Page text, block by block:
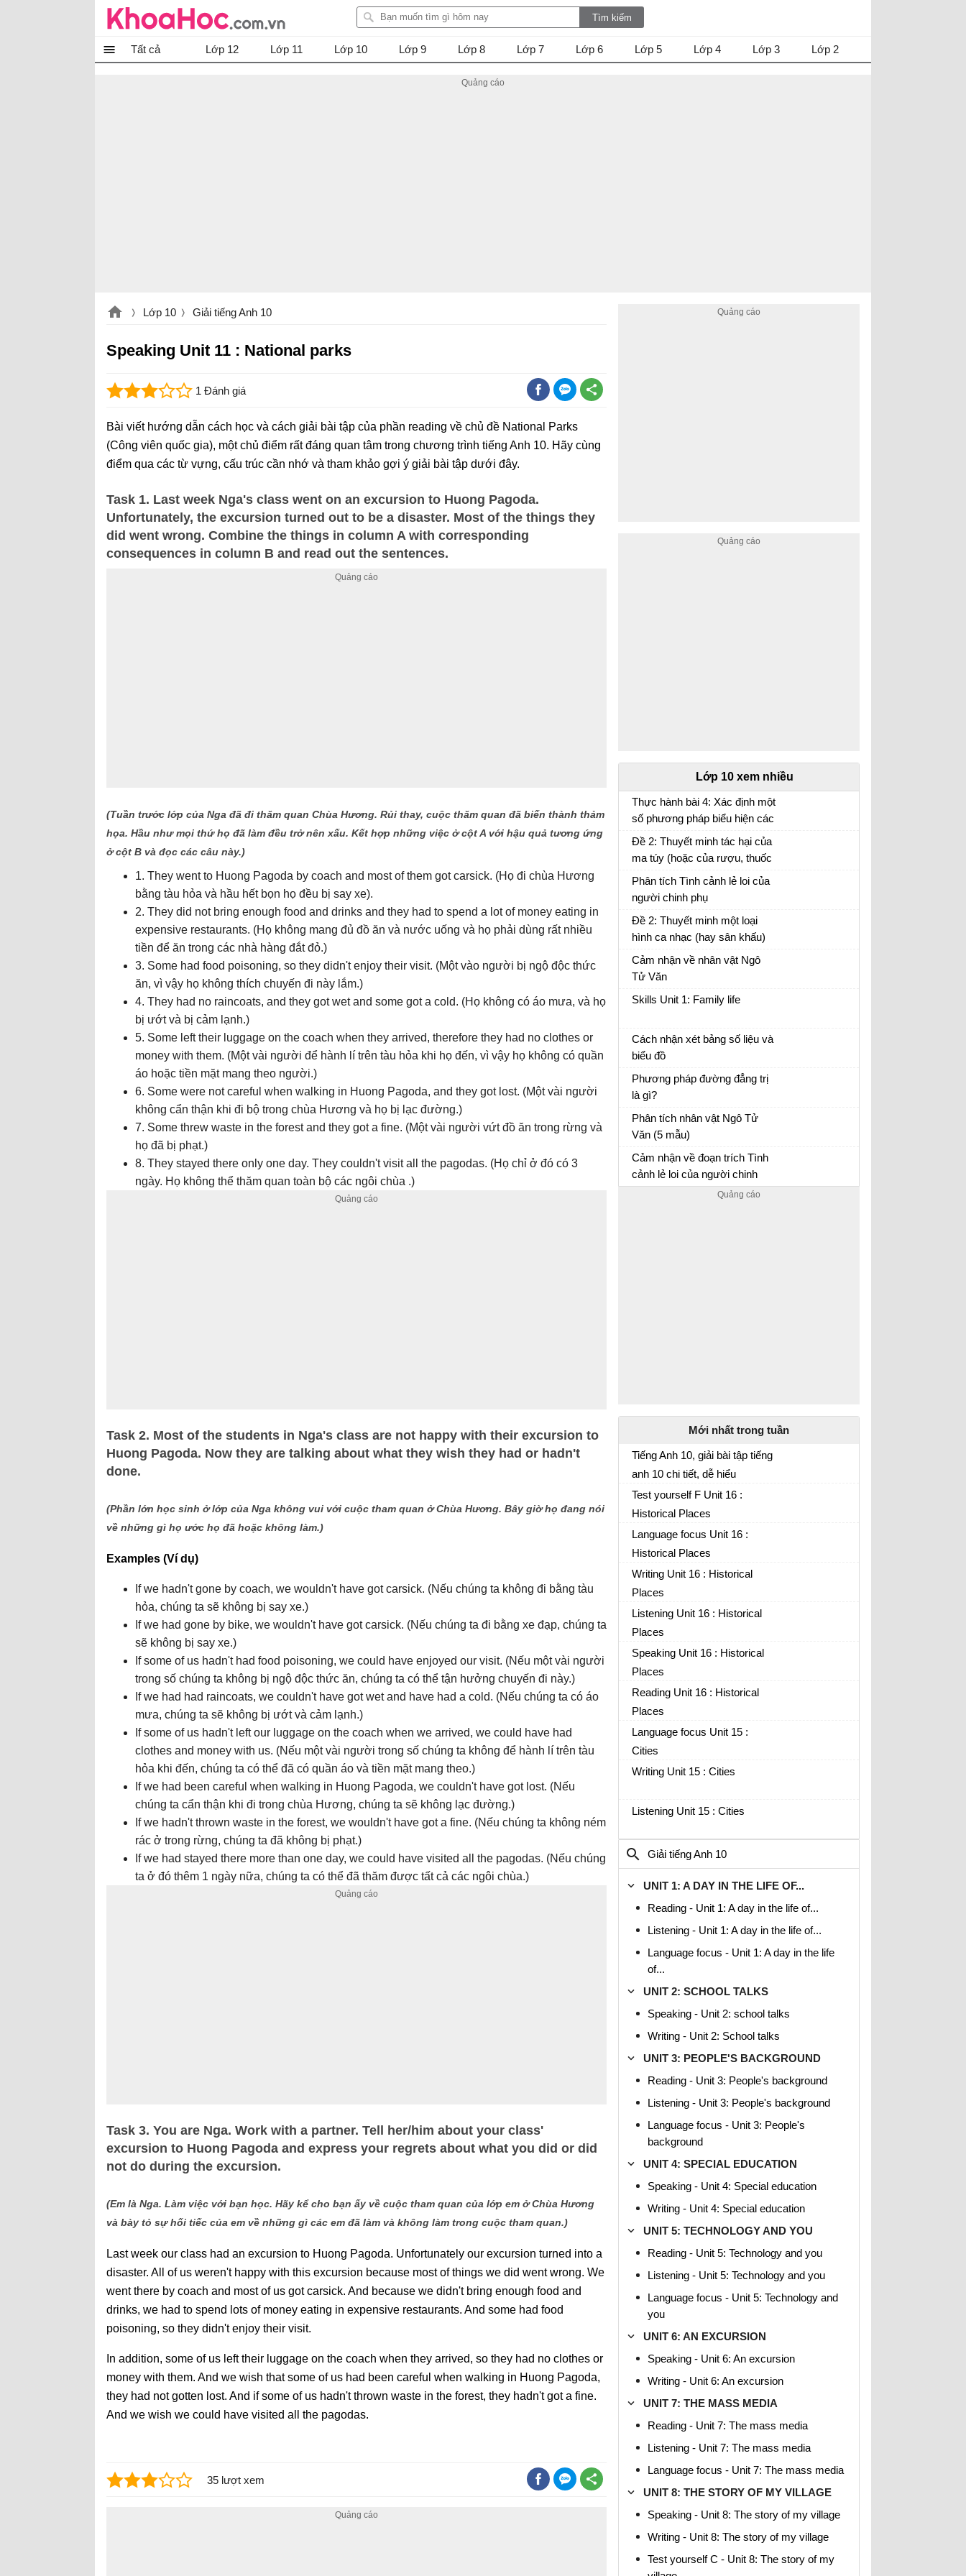
Tất cả Lớp 12 Lớp 11 Lớp 10 Lớp 9 Lớp 8 Lớp 7 Lớp 6 Lớp 5 Lớp 4 Lớp 3 Lớp 2
Lớp 10 Giải tiếng Anh 10
Speaking Unit 11 : National parks
1 Đánh giá
Bài viết hướng dẫn cách học và cách giải bài tập của phần reading về chủ đề National Parks
(Công viên quốc gia), một chủ điểm rất đáng quan tâm trong chương trình tiếng Anh 10. Hãy cùng
điểm qua các từ vựng, cấu trúc cần nhớ và tham khảo gợi ý giải bài tập dưới đây.
Task 1. Last week Nga's class went on an excursion to Huong Pagoda.
Unfortunately, the excursion turned out to be a disaster. Most of the things they
did went wrong. Combine the things in column A with corresponding
consequences in column B and read out the sentences.
(Tuần trước lớp của Nga đã đi thăm quan Chùa Hương. Rủi thay, cuộc thăm quan đã biến thành thảm
họa. Hầu như mọi thứ họ đã làm đều trở nên xấu. Kết hợp những việc ở cột A với hậu quả tương ứng
ở cột B và đọc các câu này.)
1. They went to Huong Pagoda by coach and most of them got carsick. (Họ đi chùa Hương
bằng tàu hỏa và hầu hết bọn họ đều bị say xe).
2. They did not bring enough food and drinks and they had to spend a lot of money eating in
expensive restaurants. (Họ không mang đủ đồ ăn và nước uống và họ phải dùng rất nhiều
tiền để ăn trong các nhà hàng đắt đỏ.)
3. Some had food poisoning, so they didn't enjoy their visit. (Một vào người bị ngộ độc thức
ăn, vì vậy họ không thích chuyến đi này lắm.)
4. They had no raincoats, and they got wet and some got a cold. (Họ không có áo mưa, và họ
bị ướt và bị cảm lạnh.)
5. Some left their luggage on the coach when they arrived, therefore they had no clothes or
money with them. (Một vài người để hành lí trên tàu hỏa khi họ đến, vì vậy họ không có quần
áo hoặc tiền mặt mang theo người.)
6. Some were not careful when walking in Huong Pagoda, and they got lost. (Một vài người
không cẩn thận khi đi bộ trong chùa Hương và họ bị lạc đường.)
7. Some threw waste in the forest and they got a fine. (Một vài người vứt đồ ăn trong rừng và
họ đã bị phạt.)
8. They stayed there only one day. They couldn't visit all the pagodas. (Họ chỉ ở đó có 3
ngày. Họ không thể thăm quan toàn bộ các ngôi chùa .)
Task 2. Most of the students in Nga's class are not happy with their excursion to
Huong Pagoda. Now they are talking about what they wish they had or hadn't
done.
(Phần lớn học sinh ở lớp của Nga không vui với cuộc tham quan ở Chùa Hương. Bây giờ họ đang nói
về những gì họ ước họ đã hoặc không làm.)
Examples (Ví dụ)
If we hadn't gone by coach, we wouldn't have got carsick. (Nếu chúng ta không đi bằng tàu
hỏa, chúng ta sẽ không bị say xe.)
If we had gone by bike, we wouldn't have got carsick. (Nếu chúng ta đi bằng xe đạp, chúng ta
sẽ không bị say xe.)
If some of us hadn't had food poisoning, we could have enjoyed our visit. (Nếu một vài người
trong số chúng ta không bị ngộ độc thức ăn, chúng ta có thể tận hưởng chuyến đi này.)
If we had had raincoats, we couldn't have got wet and have had a cold. (Nếu chúng ta có áo
mưa, chúng ta sẽ không bị ướt và cảm lạnh.)
If some of us hadn't left our luggage on the coach when we arrived, we could have had
clothes and money with us. (Nếu một vài người trong số chúng ta không để hành lí trên tàu
hỏa khi đến, chúng ta có thể đã có quần áo và tiền mặt mang theo.)
If we had been careful when walking in Huong Pagoda, we couldn't have got lost. (Nếu
chúng ta cẩn thận khi đi trong chùa Hương, chúng ta sẽ không lạc đường.)
If we hadn't thrown waste in the forest, we wouldn't have got a fine. (Nếu chúng ta không ném
rác ở trong rừng, chúng ta đã không bị phạt.)
If we had stayed there more than one day, we could have visited all the pagodas. (Nếu chúng
ta ở đó thêm 1 ngày nữa, chúng ta có thể đã thăm được tất cả các ngôi chùa.)
Task 3. You are Nga. Work with a partner. Tell her/him about your class'
excursion to Huong Pagoda and express your regrets about what you did or did
not do during the excursion.
(Em là Nga. Làm việc với bạn học. Hãy kể cho bạn ấy về cuộc tham quan của lớp em ở Chùa Hương
và bày tỏ sự hối tiếc của em về những gì các em đã làm và không làm trong cuộc tham quan.)
Last week our class had an excursion to Huong Pagoda. Unfortunately our excursion turned into a
disaster. All of us weren't happy with this excursion because most of things we did went wrong. We
went there by coach and most of us got carsick. And because we didn't bring enough food and
drinks, we had to spend lots of money eating in expensive restaurants. And some had food
poisoning, so they didn't enjoy their visit.
In addition, some of us left their luggage on the coach when they arrived, so they had no clothes or
money with them. And we wish that some of us had been careful when walking in Huong Pagoda,
they had not gotten lost. And if some of us hadn't thrown waste in the forest, they hadn't got a fine.
And we wish we could have visited all the pagodas.
35 lượt xem
Lớp 10 xem nhiều
Thực hành bài 4: Xác định một
số phương pháp biểu hiện các
đối tượng địa lí trên bản đồ Địa
lí 10 trang 17
Đề 2: Thuyết minh tác hại của
ma túy (hoặc của rượu, thuốc
lá…) đối với đời sống con
người.
Phân tích Tình cảnh lẻ loi của
người chinh phụ
Phân tích đoạn trích Tình cảnh lẻ loi của người
Đề 2: Thuyết minh một loại
hình ca nhạc (hay sân khấu)
mà anh (chị) hằng yêu thích.
Cảm nhận về nhân vật Ngô
Tử Văn
Chuyện chức phán sự đền Tản Viên
Skills Unit 1: Family life
Cách nhận xét bảng số liệu và
biểu đồ
Phương pháp đường đẳng trị
là gì?
Phân tích nhân vật Ngô Tử
Văn (5 mẫu)
Phân tích hình tượng nhân vật Ngô Tử Văn
Cảm nhận về đoạn trích Tình
cảnh lẻ loi của người chinh
Mới nhất trong tuần
Tiếng Anh 10, giải bài tập tiếng
anh 10 chi tiết, dễ hiểu
Test yourself F Unit 16 :
Historical Places
Language focus Unit 16 :
Historical Places
Writing Unit 16 : Historical
Places
Listening Unit 16 : Historical
Places
Speaking Unit 16 : Historical
Places
Reading Unit 16 : Historical
Places
Language focus Unit 15 :
Cities
Writing Unit 15 : Cities
Listening Unit 15 : Cities
Giải tiếng Anh 10
UNIT 1: A DAY IN THE LIFE OF...
Reading - Unit 1: A day in the life of...
Listening - Unit 1: A day in the life of...
Language focus - Unit 1: A day in the life
of...
UNIT 2: SCHOOL TALKS
Speaking - Unit 2: school talks
Writing - Unit 2: School talks
UNIT 3: PEOPLE'S BACKGROUND
Reading - Unit 3: People's background
Listening - Unit 3: People's background
Language focus - Unit 3: People's
background
UNIT 4: SPECIAL EDUCATION
Speaking - Unit 4: Special education
Writing - Unit 4: Special education
UNIT 5: TECHNOLOGY AND YOU
Reading - Unit 5: Technology and you
Listening - Unit 5: Technology and you
Language focus - Unit 5: Technology and
you
UNIT 6: AN EXCURSION
Speaking - Unit 6: An excursion
Writing - Unit 6: An excursion
UNIT 7: THE MASS MEDIA
Reading - Unit 7: The mass media
Listening - Unit 7: The mass media
Language focus - Unit 7: The mass media
UNIT 8: THE STORY OF MY VILLAGE
Speaking - Unit 8: The story of my village
Writing - Unit 8: The story of my village
Test yourself C - Unit 8: The story of my